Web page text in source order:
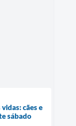
cães e
sábado